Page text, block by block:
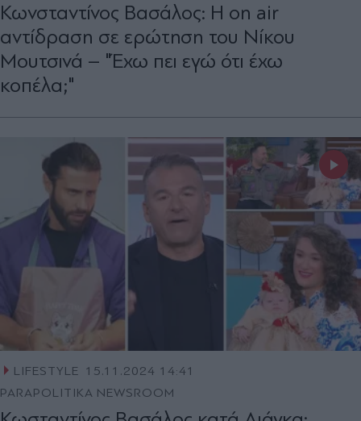
Κωνσταντίνος Βασάλος: Η on air
αντίδραση σε ερώτηση του Νίκου
Μουτσινά – "Έχω πει εγώ ότι έχω
κοπέλα;"
LIFESTYLE 15.11.2024 14:41
PARAPOLITIKA NEWSROOM